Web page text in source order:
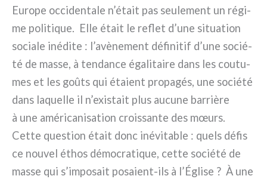
Europe occi­den­ta­le n’était pas seu­le­ment un régi­
me poli­ti­que. Elle était le reflet d’une situa­tion
socia­le iné­di­te : l’avènement défi­ni­tif d’une socié­
té de mas­se, à ten­dan­ce éga­li­tai­re dans les cou­tu­
mes et les goû­ts qui éta­ient pro­pa­gés, une socié­té
dans laquel­le il n’existait plus aucu­ne bar­riè­re
à une amé­ri­ca­ni­sa­tion crois­san­te des mœurs.
Cette que­stion était donc iné­vi­ta­ble : quels défis
ce nou­vel éthos démo­cra­ti­que, cet­te socié­té de
mas­se qui s’imposait posaient-ils à l’Église ? À une